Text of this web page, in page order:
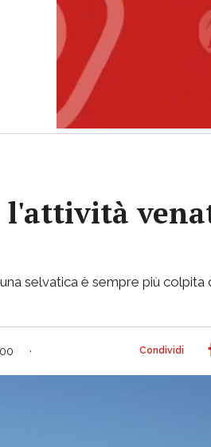
l'attività
selvatica è sempre più colpita